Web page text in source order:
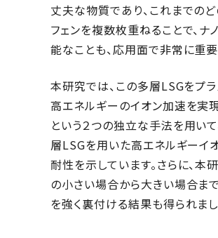
丈夫な物質であり、これまでの
フェンを複数枚重ねることで、
能なことも、応用面で非常に重要
本研究では、この多層LSGをプ
高エネルギーのイオン加速を実
という２つの独立な手法を用い
層LSGを用いた高エネルギーイ
耐性を示しています。さらに、
の小さい場合から大きい場合ま
を強く裏付ける結果も得られまし